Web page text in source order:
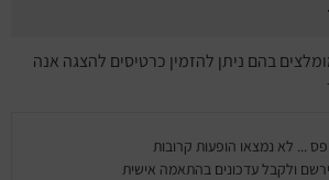
בהם ניתן להזמין כרטיסים להצגה אנה
... לא נמצאו הופעות קרובות
ולקבל עדכונים בהתאמה אישית